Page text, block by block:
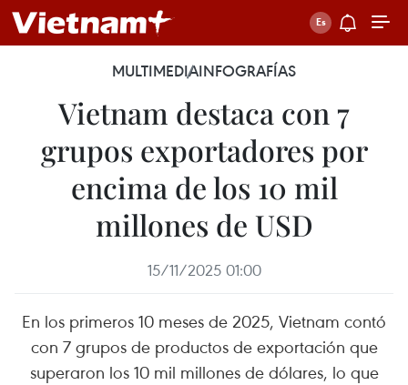
MULTIMEDIAINFOGRAFÍAS
Vietnam destaca con 7
grupos exportadores por
encima de los 10 mil
millones de USD
15/11/2025 01:00
En los primeros 10 meses de 2025, Vietnam contó
con 7 grupos de productos de exportación que
superaron los 10 mil millones de dólares, lo que